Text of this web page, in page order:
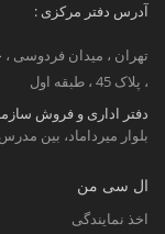
آدرس دفتر مرکزی :
تهران ، میدان فردوسی ،
، پلاک 45 ، طبقه اول
دفتر اداری و فروش
بلوار میرداماد، بین مدرس و
ال سی من
اخذ نمایندگی